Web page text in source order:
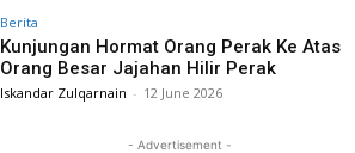
Berita
Kunjungan Hormat Orang Perak Ke Atas
Orang Besar Jajahan Hilir Perak
Iskandar Zulqarnain - 12 June 2026
- Advertisement -